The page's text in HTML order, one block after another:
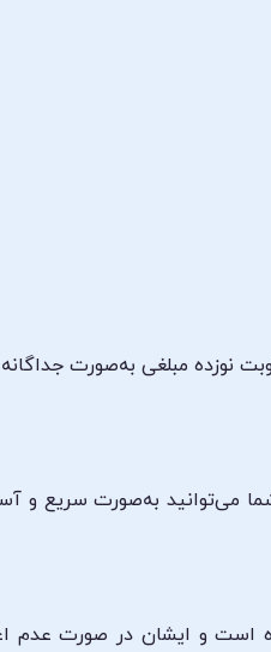
نوزده مبلغی به‌صورت
می‌توانید به‌صورت سریع و
است و ایشان در صورت عدم